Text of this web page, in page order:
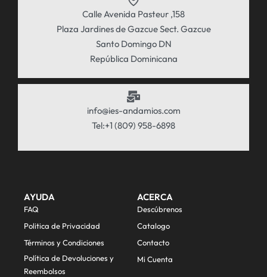
Calle Avenida Pasteur ,158
Plaza Jardines de Gazcue Sect. Gazcue
Santo Domingo DN
República Dominicana
info@ies-andamios.com
Tel:+1 (809) 958-6898
AYUDA
FAQ
Politica de Privacidad
Términos y Condiciones
Política de Devoluciones y
Reembolsos
ACERCA
Descúbrenos
Catalogo
Contacto
Mi Cuenta